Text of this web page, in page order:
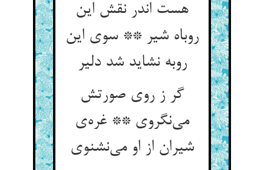
هست اندر نقش این
روباه شیر ** سوی این
روبه نشاید شد دلیر
گر ز روی صورتش
می‌‌نگروی ** غره‌‌ی